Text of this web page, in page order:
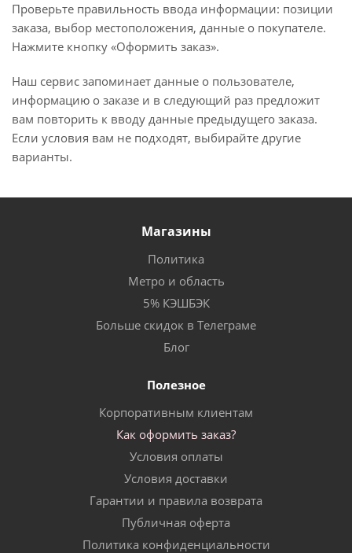
Проверьте правильность ввода информации: позиции
заказа, выбор местоположения, данные о покупателе.
Нажмите кнопку «Оформить заказ».
Наш сервис запоминает данные о пользователе,
информацию о заказе и в следующий раз предложит
вам повторить к вводу данные предыдущего заказа.
Если условия вам не подходят, выбирайте другие
варианты.
Магазины
Политика
Метро и область
5% КЭШБЭК
Больше скидок в Телеграме
Блог
Полезное
Корпоративным клиентам
Как оформить заказ?
Условия оплаты
Условия доставки
Гарантии и правила возврата
Публичная оферта
Политика конфиденциальности